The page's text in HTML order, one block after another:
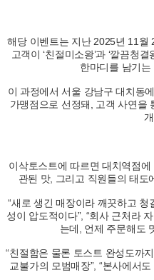
해당 이벤트는 지난 2025년 11월
고객이 ‘친절미소왕’과 ‘깔끔청
한마디를 남기는
이 과정에서 서울 강남구 대치동
가맹점으로 선정돼, 고객 사연을
이삭토스트에 따르면 대치역점
관된 맛, 그리고 직원들의 태도
“새로 생긴 매장이라 깨끗하고
성이 압도적이다”, “회사 근처라
는데, 언제 주문해도
“친절함은 물론 토스트 완성도까
교불가의 모범매장”, “본사에서